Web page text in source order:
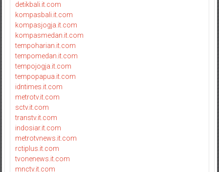
detikbali.it.com
kompasbali.it.com
kompasjogja.it.com
kompasmedan.it.com
tempoharian.it.com
tempomedan.it.com
tempojogja.it.com
tempopapua.it.com
idntimes.it.com
metrotv.it.com
sctv.it.com
transtv.it.com
indosiar.it.com
metrotvnews.it.com
rctiplus.it.com
tvonenews.it.com
mnctv.it.com